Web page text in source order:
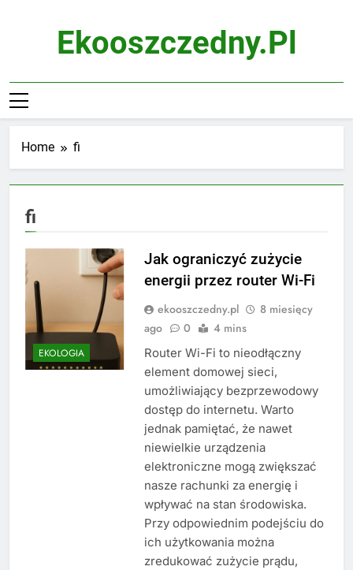
Ekooszczedny.pl
Home fi
fi
EKOLOGIA
Jak ograniczyć zużycie
energii przez router Wi-Fi
ekooszczedny.pl
8 miesięcy
ago
0 4 mins
Router Wi-Fi to nieodłączny
element domowej sieci,
umożliwiający bezprzewodowy
dostęp do internetu. Warto
jednak pamiętać, że nawet
niewielkie urządzenia
elektroniczne mogą zwiększać
nasze rachunki za energię i
wpływać na stan środowiska.
Przy odpowiednim podejściu do
ich użytkowania można
zredukować zużycie prądu,